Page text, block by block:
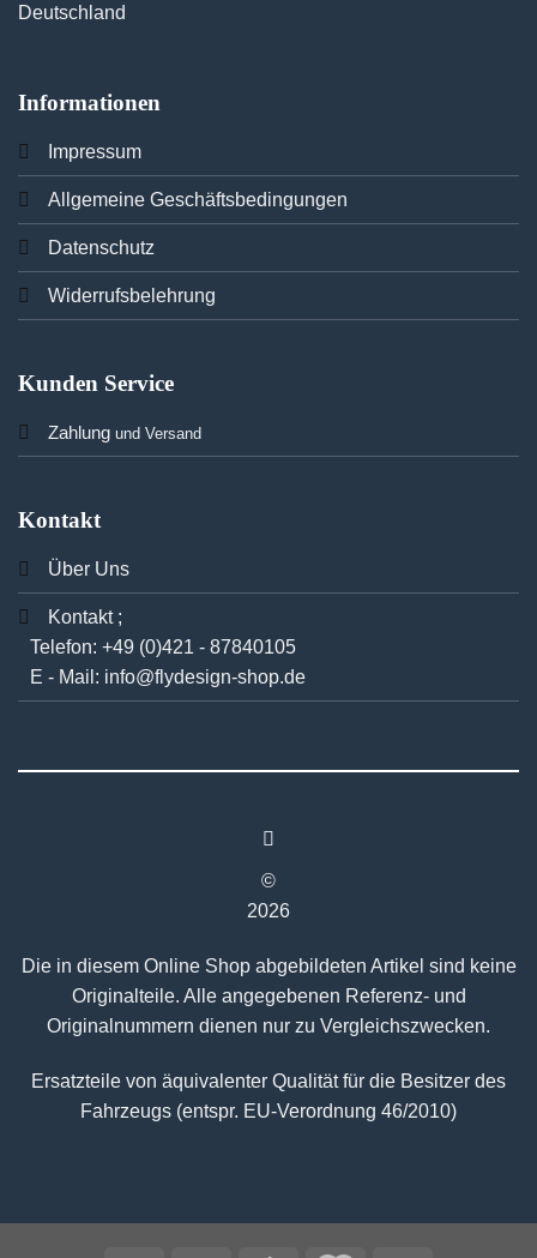
Deutschland
Informationen
Impressum
Allgemeine Geschäftsbedingungen
Datenschutz
Widerrufsbelehrung
Kunden Service
Zahlungund Versand
Kontakt
Über Uns
Kontakt ;
Telefon: +49 (0)421 - 87840105
E - Mail: info@flydesign-shop.de
©
2026
Die in diesem Online Shop abgebildeten Artikel sind keine
Originalteile. Alle angegebenen Referenz- und
Originalnummern dienen nur zu Vergleichszwecken.
Ersatzteile von äquivalenter Qualität für die Besitzer des
Fahrzeugs (entspr. EU-Verordnung 46/2010)